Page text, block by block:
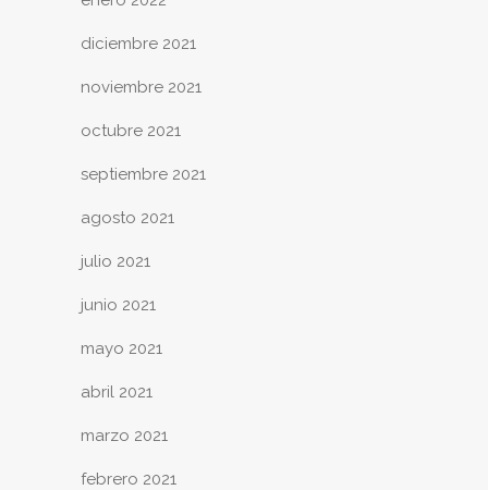
diciembre 2021
noviembre 2021
octubre 2021
septiembre 2021
agosto 2021
julio 2021
junio 2021
mayo 2021
abril 2021
marzo 2021
febrero 2021